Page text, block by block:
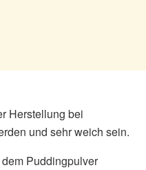
Herstellung bei
und sehr weich sein.
Puddingpulver